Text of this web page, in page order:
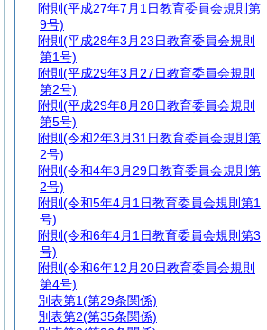
附則 (平成27年7月1日教育委員会規則第
9号)
附則 (平成28年3月23日教育委員会規則
第1号)
附則 (平成29年3月27日教育委員会規則
第2号)
附則 (平成29年8月28日教育委員会規則
第5号)
附則 (令和2年3月31日教育委員会規則第
2号)
附則 (令和4年3月29日教育委員会規則第
2号)
附則 (令和5年4月1日教育委員会規則第1
号)
附則 (令和6年4月1日教育委員会規則第3
号)
附則 (令和6年12月20日教育委員会規則
第4号)
別表第1(第29条関係)
別表第2(第35条関係)